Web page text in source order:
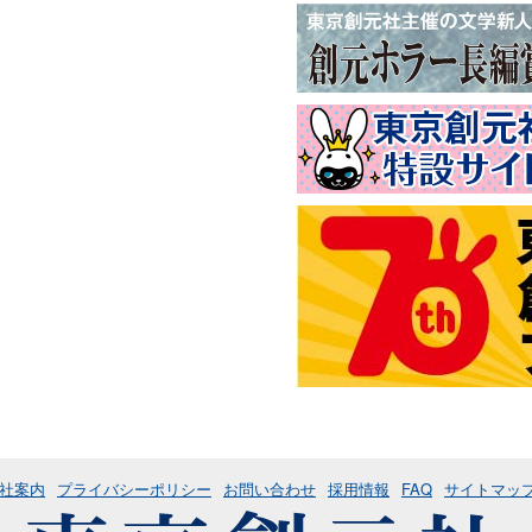
案内 プライバシーポリシー お問い合わせ 採用情報 FAQ サイトマッ